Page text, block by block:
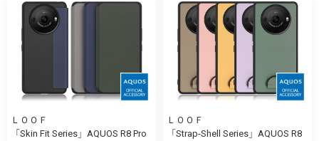
ＬＯＯＦ
「Skin Fit Series」AQUOS R8 Pro
ＬＯＯＦ
「Strap-Shell Series」AQUOS R8